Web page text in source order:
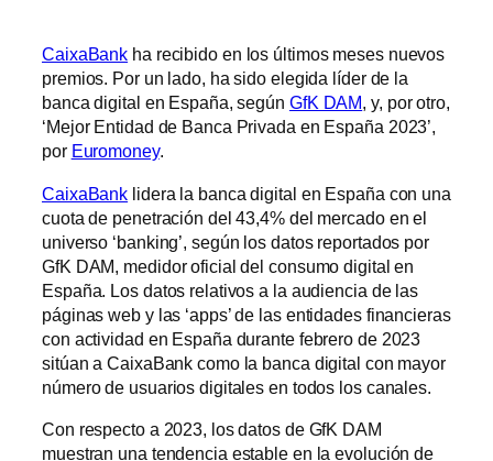
CaixaBank ha recibido en los últimos meses nuevos
premios. Por un lado, ha sido elegida líder de la
banca digital en España, según GfK DAM, y, por otro,
‘Mejor Entidad de Banca Privada en España 2023’,
por Euromoney.
CaixaBank lidera la banca digital en España con una
cuota de penetración del 43,4% del mercado en el
universo ‘banking’, según los datos reportados por
GfK DAM, medidor oficial del consumo digital en
España. Los datos relativos a la audiencia de las
páginas web y las ‘apps’ de las entidades financieras
con actividad en España durante febrero de 2023
sitúan a CaixaBank como la banca digital con mayor
número de usuarios digitales en todos los canales.
Con respecto a 2023, los datos de GfK DAM
muestran una tendencia estable en la evolución de